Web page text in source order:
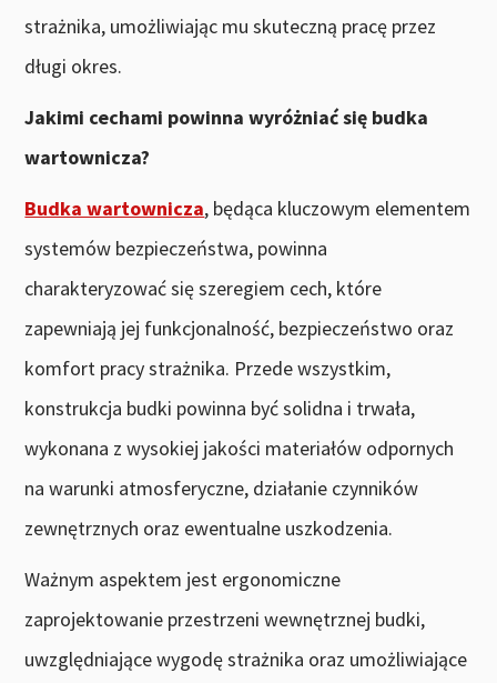
strażnika, umożliwiając mu skuteczną pracę przez
długi okres.
Jakimi cechami powinna wyróżniać się budka
wartownicza?
Budka wartownicza, będąca kluczowym elementem
systemów bezpieczeństwa, powinna
charakteryzować się szeregiem cech, które
zapewniają jej funkcjonalność, bezpieczeństwo oraz
komfort pracy strażnika. Przede wszystkim,
konstrukcja budki powinna być solidna i trwała,
wykonana z wysokiej jakości materiałów odpornych
na warunki atmosferyczne, działanie czynników
zewnętrznych oraz ewentualne uszkodzenia.
Ważnym aspektem jest ergonomiczne
zaprojektowanie przestrzeni wewnętrznej budki,
uwzględniające wygodę strażnika oraz umożliwiające